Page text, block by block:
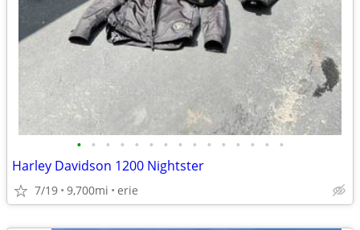
• • • • • • • • • • • • • • •
Harley Davidson 1200 Nightster
7/19 9,700mi erie